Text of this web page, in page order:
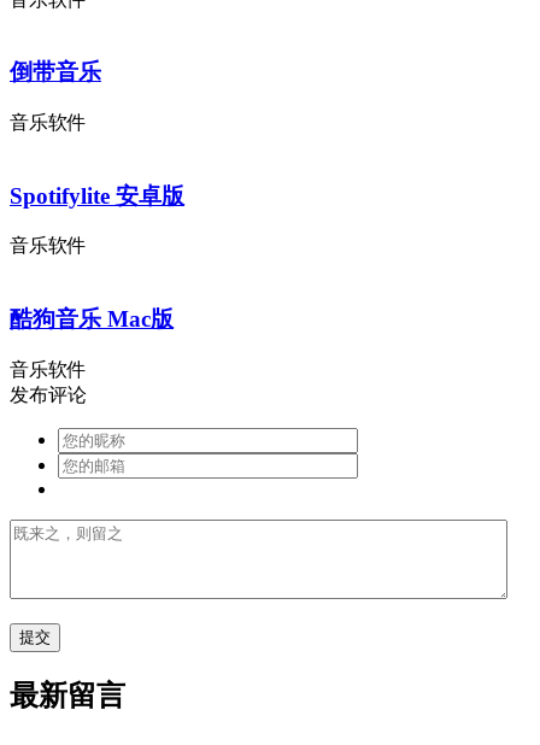
倒带音乐
音乐软件
Spotifylite 安卓版
音乐软件
酷狗音乐 Mac版
音乐软件
发布评论
最新留言